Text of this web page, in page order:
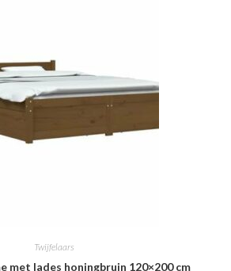
Twijfelaars
met lades honingbruin 120×200 cm